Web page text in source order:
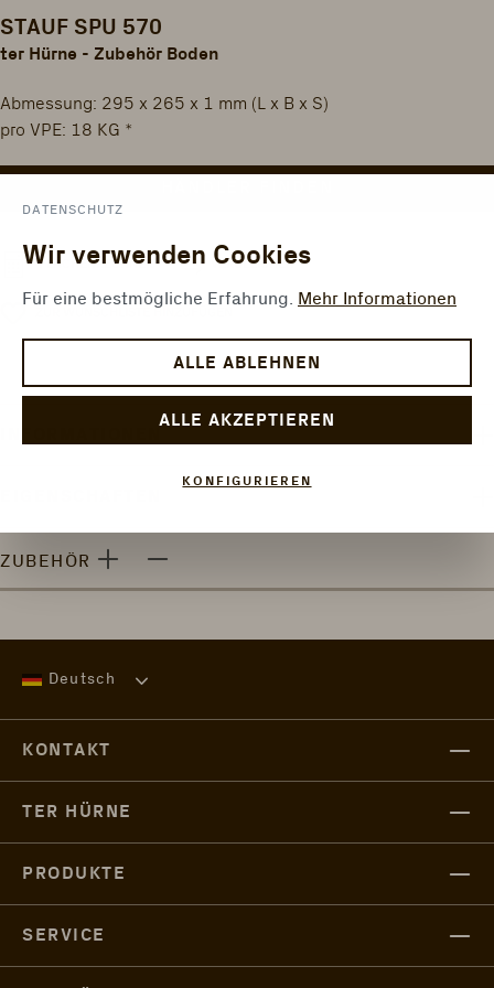
STAUF SPU 570
ter Hürne - Zubehör Boden
Abmessung: 295 x 265 x 1 mm (L x B x S)
pro VPE: 18 KG *
FLÄCHENRECHNER VERGLEICHEN
ZUR WUNSCHLISTE HINZUFÜGEN
ZUBEHÖR
Deutsch
KONTAKT
TER HÜRNE
PRODUKTE
SERVICE
DATENSCHUTZ
Wir verwenden Cookies
Für eine bestmögliche Erfahrung. Mehr Informationen
ALLE ABLEHNEN
ALLE AKZEPTIEREN
KONFIGURIEREN